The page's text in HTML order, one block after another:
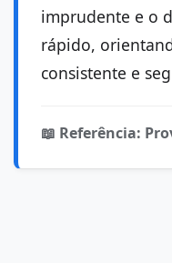
imprudente e o
rápido,
consistente e
📖 Referência: